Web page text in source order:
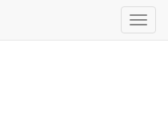
Toggle